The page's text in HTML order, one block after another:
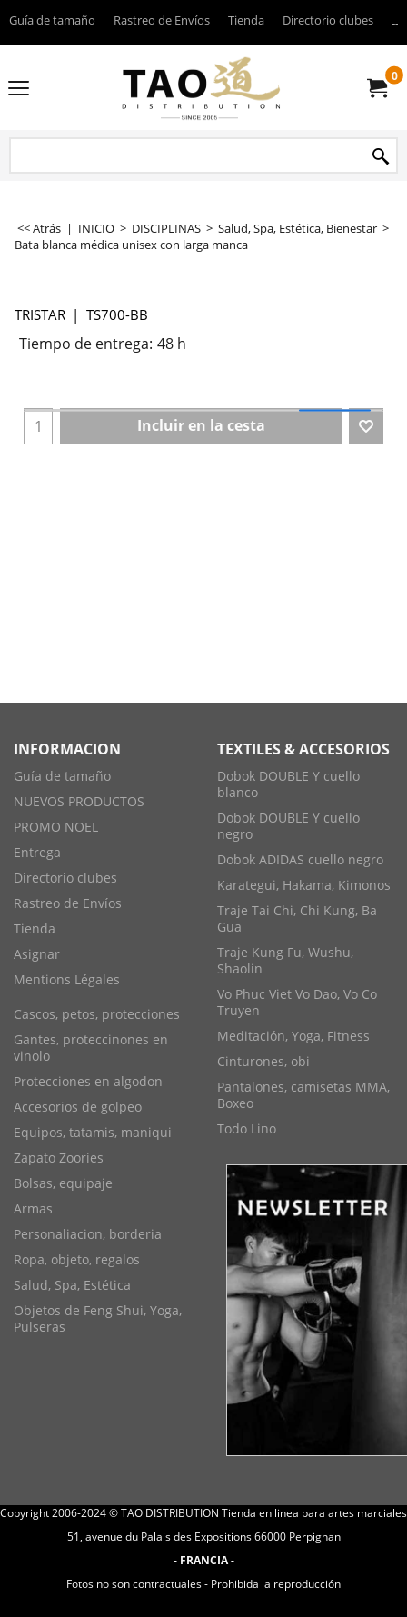
Guía de tamaño Rastreo de Envíos Tienda Directorio clubes
0
<< Atrás | INICIO > DISCIPLINAS > Salud, Spa, Estética, Bienestar >
Bata blanca médica unisex con larga manca
TRISTAR TS700-BB
Tiempo de entrega: 48 h
Incluir en la cesta
INFORMACION
Guía de tamaño
NUEVOS PRODUCTOS
PROMO NOEL
Entrega
Directorio clubes
Rastreo de Envíos
Tienda
Asignar
Mentions Légales
TEXTILES & ACCESORIOS
Dobok DOUBLE Y cuello
blanco
Dobok DOUBLE Y cuello
negro
Dobok ADIDAS cuello negro
Karategui, Hakama, Kimonos
Traje Tai Chi, Chi Kung, Ba
Gua
Traje Kung Fu, Wushu,
Shaolin
Vo Phuc Viet Vo Dao, Vo Co
Truyen
Meditación, Yoga, Fitness
Cinturones, obi
Pantalones, camisetas MMA,
Boxeo
Todo Lino
Cascos, petos, protecciones
Gantes, proteccinones en
vinolo
Protecciones en algodon
Accesorios de golpeo
Equipos, tatamis, maniqui
Zapato Zoories
Bolsas, equipaje
Armas
Personaliacion, borderia
Ropa, objeto, regalos
Salud, Spa, Estética
Objetos de Feng Shui, Yoga,
Pulseras
Copyright 2006-2024 © TAO DISTRIBUTION Tienda en linea para artes marciales
51, avenue du Palais des Expositions 66000 Perpignan
- FRANCIA -
Fotos no son contractuales - Prohibida la reproducción